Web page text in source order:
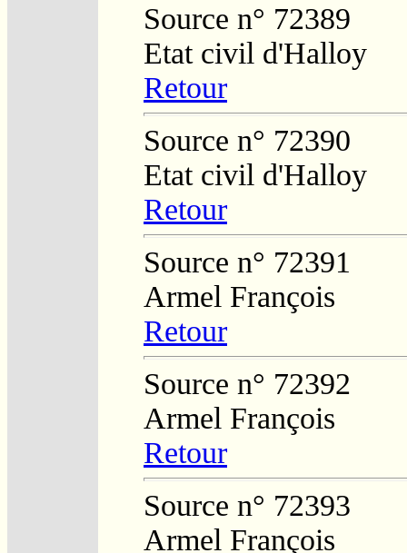
Source n° 72389
Etat civil d'Halloy
Retour
Source n° 72390
Etat civil d'Halloy
Retour
Source n° 72391
Armel François
Retour
Source n° 72392
Armel François
Retour
Source n° 72393
Armel François